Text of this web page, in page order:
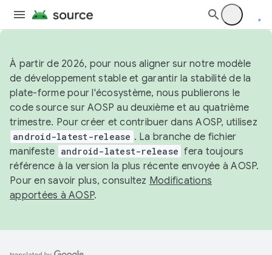
À partir de 2026, pour nous aligner sur notre modèle
de développement stable et garantir la stabilité de la
plate-forme pour l'écosystème, nous publierons le
code source sur AOSP au deuxième et au quatrième
trimestre. Pour créer et contribuer dans AOSP, utilisez
android-latest-release . La branche de fichier
manifeste android-latest-release fera toujours
référence à la version la plus récente envoyée à AOSP.
Pour en savoir plus, consultez Modifications
apportées à AOSP.